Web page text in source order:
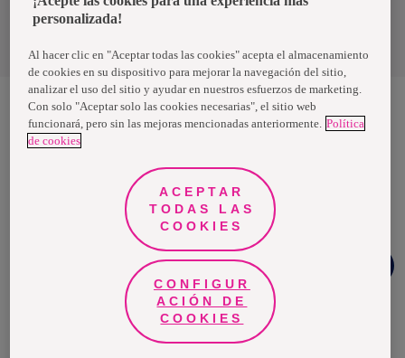
Política de privacidad de datos
Nosotras, una marca de Essity - una compañía global líder en
higiene y salud. Cada día, mil millones de personas, en todo el
propósito es romper barreras por el bienestar en beneficio de
consumidores, pacientes, cuidadores, clientes y la sociedad en
general. Vendemos en aproximadamente 150 países bajo las
principales marcas globales TENA y Tork, así como otras marcas
como Actimove, Cutimed, JOBST, Knix, Leukoplast, Libero, Libresse,
Lotus, Modibodi, Nosotras, Saba, Tempo, TOM Organic y Zewa. En
2024, Essity tuvo ventas de aproximadamente 13 mil millones de
euros y empleó a 36,000 personas. La sede de la compañía está
ubicada en Estocolmo, Suecia, y Essity cotiza en Nasdaq Estocolmo.
Más información enwww.essity.com.
personalizada!
Al hacer clic en "Aceptar todas las cookies" acepta el almacenamiento
de cookies en su dispositivo para mejorar la navegación del sitio,
analizar el uso del sitio y ayudar en nuestros esfuerzos de marketing.
Con solo "Aceptar solo las cookies necesarias", el sitio web
funcionará, pero sin las mejoras mencionadas anteriormente. Política
de cookies
ACEPTAR
TODAS LAS
COOKIES
CONFIGUR
ACIÓN DE
COOKIES